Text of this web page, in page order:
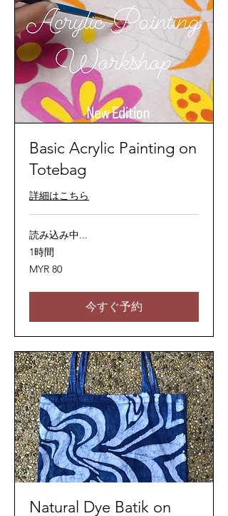
ト
Basic Acrylic Painting on
Totebag
詳細はこちら
読み込み中...
1時間
80
マ
ー
リ
ッ
ト
MYR 80
今すぐ予約
Natural Dye Batik on